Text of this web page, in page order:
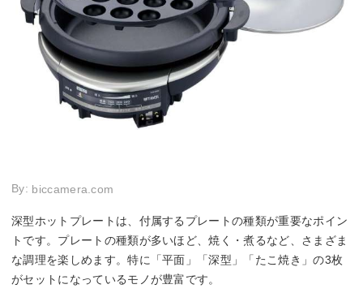
By: biccamera.com
深型ホットプレートは、付属するプレートの種類が重要なポイン
トです。プレートの種類が多いほど、焼く・煮るなど、さまざま
な調理を楽しめます。特に「平面」「深型」「たこ焼き」の3枚
がセットになっているモノが豊富です。